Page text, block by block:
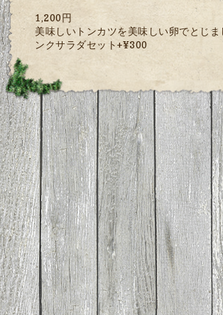
1,200円
美味しいトンカツを美味しい卵でとじ
ンクサラダセット+¥300